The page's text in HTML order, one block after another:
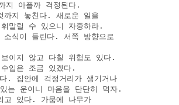
지 아플까 걱정된다.
지 놓친다. 새로운 일을
말릴 수 있으니 자중하라.
식이 들린다. 서쪽 방향으로
이지 않고 다칠 위험도 있다.
입은 조금 있겠다.
. 집안에 걱정거리가 생기거나
운이니 마음을 단단히 먹자.
있다. 가뭄에 나무가